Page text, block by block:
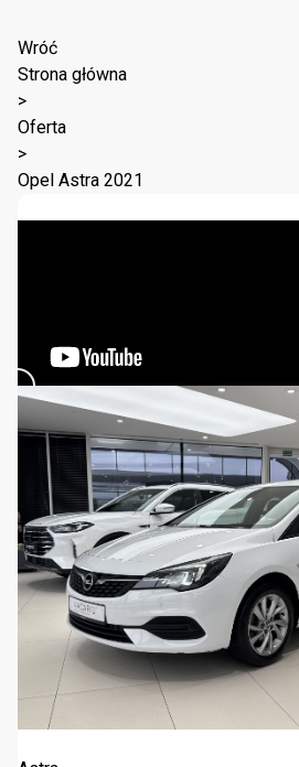
Wróć
Strona główna
>
Oferta
>
Opel Astra 2021